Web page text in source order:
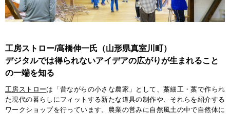
工房ストロー/髙橋伸一氏（山形県真室川町）
デジタルでは得られないアイデアの広がりが生まれること
の一端を知る
工房ストローは「昔ながらの小さな農家」として、藁細工・藁で作られ
た現代の暮らしにフィットする新たな道具の制作や、それらを紹介する
ワークショップを行っています。農業の営みに自然風土の中で自然体に